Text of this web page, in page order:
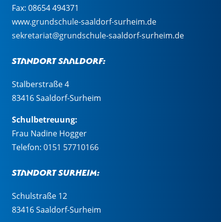
Fax: 08654 494371
www.grundschule-saaldorf-surheim.de
sekretariat@grundschule-saaldorf-surheim.de
Standort Saaldorf:
Stalberstraße 4
83416 Saaldorf-Surheim
Schulbetreuung:
Frau Nadine Hogger
Telefon: 0151 57710166
Standort Surheim:
Schulstraße 12
83416 Saaldorf-Surheim